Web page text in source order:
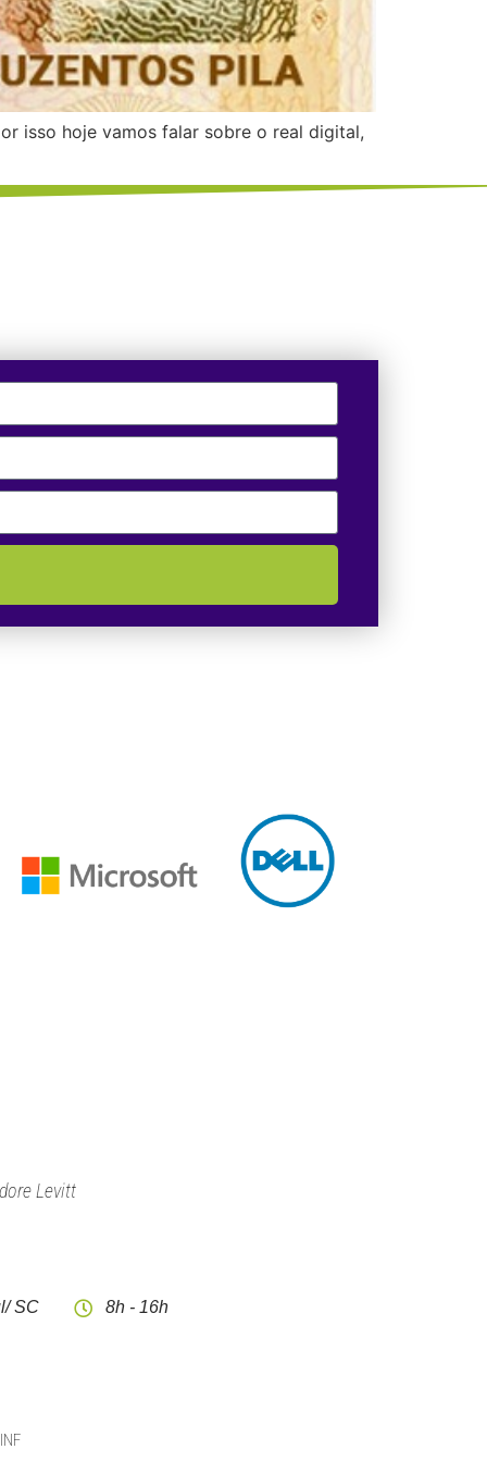
isso hoje vamos falar sobre o real digital,
Levitt
SC 8h - 16h